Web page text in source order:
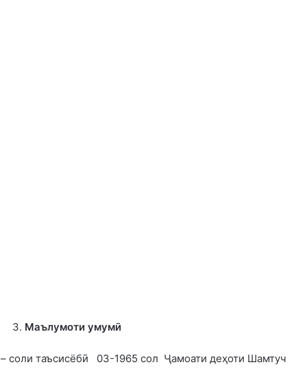
Маълумоти умумӣ
– соли таъсисёбӣ 03-1965 сол Ҷамоати деҳоти Шамтуч